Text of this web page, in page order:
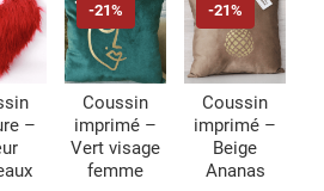
–
-21%
Coussin
imprimé –
Vert visage
femme
-21%
Coussin
imprimé –
Beige
Ananas